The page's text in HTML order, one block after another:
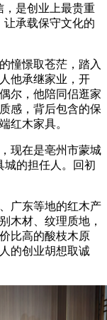
，是创业上最贵重
让承载保守文化的
憬取苍茫，踏入
他承继家业，开
尔，他陪同侣逛家
感，背后包含的保
红木家具。
现在是亳州市蒙城
城的担任人。回初
广东等地的红木产
木材、纹理质地，
比高的酸枝木原
的创业胡想取诚